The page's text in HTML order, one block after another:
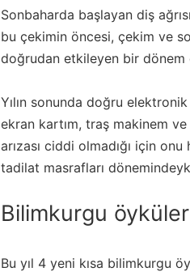
Sonbaharda başlayan diş
bu çekimin öncesi, çekim ve
doğrudan etkileyen bir dönem
Yılın sonunda doğru
ekran kartım, traş makinem
arızası ciddi olmadığı için
tadilat masrafları
Bilimkurgu
Bu yıl 4 yeni kısa bilimkurgu